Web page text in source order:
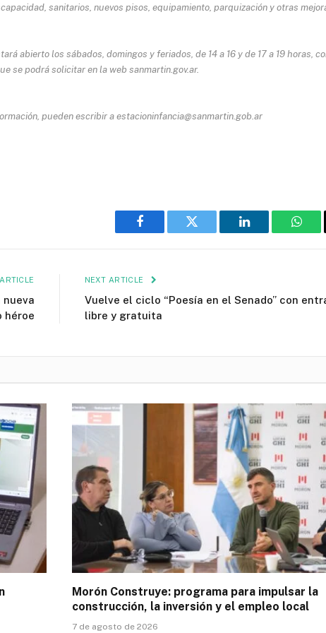
sanitarios, nuevos pisos, equipamiento, parquización y otras
abierto los sábados, domingos y feriados, de 14 a 16 y de 17 a 19 horas,
se podrá solicitar en la web sanmartin.gov.ar.
pueden escribir a estacioninfancia@sanmartin.gob.ar
Facebook Twitter LinkedIn
nueva
héroe
NEXT ARTICLE
Vuelve el ciclo “Poesía en el Senado” con
libre y gratuita
Morón Construye: programa para impulsar la
construcción, la inversión y el empleo local
7 de agosto de 2026